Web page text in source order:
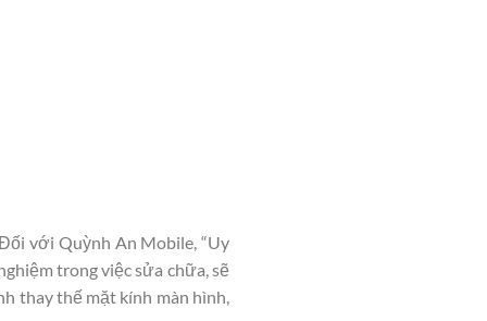
với Quỳnh An Mobile, “Uy
trong việc sửa chữa, sẽ
thay thế mặt kính màn hình,